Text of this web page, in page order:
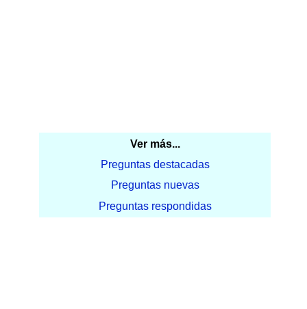
Ver más...
Preguntas destacadas
Preguntas nuevas
Preguntas respondidas